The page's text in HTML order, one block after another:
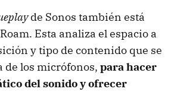
de Sonos también está
Esta analiza el espacio a
y tipo de contenido que se
de los micrófonos, para hacer
del sonido y ofrecer